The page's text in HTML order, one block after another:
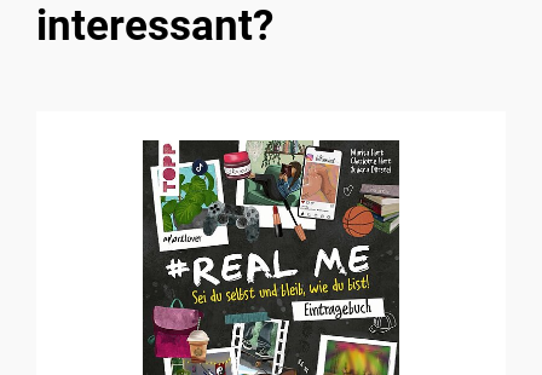
interessant?